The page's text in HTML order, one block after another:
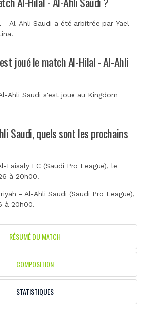
- Al-Ahli Saudi a été arbitrée par Yael
.
joué le match Al-Hilal - Al-Ahli
Ahli Saudi s'est joué au Kingdom
Saudi, quels sont les prochains
Faisaly FC (Saudi Pro League), le
à 20h00.
- Al-Ahli Saudi (Saudi Pro League),
à 20h00.
RÉSUMÉ DU MATCH
COMPOSITION
STATISTIQUES